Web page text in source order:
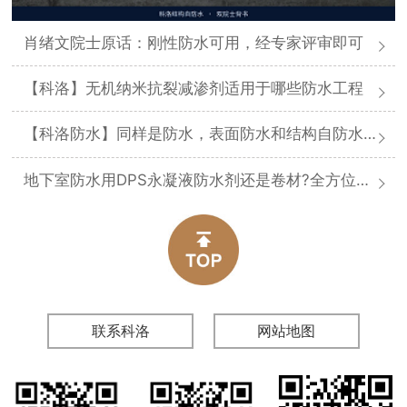
肖绪文院士原话：刚性防水可用，经专家评审即可
【科洛】无机纳米抗裂减渗剂适用于哪些防水工程
【科洛防水】同样是防水，表面防水和结构自防水差在哪
地下室防水用DPS永凝液防水剂还是卷材?全方位对比分析
联系科洛 网站地图